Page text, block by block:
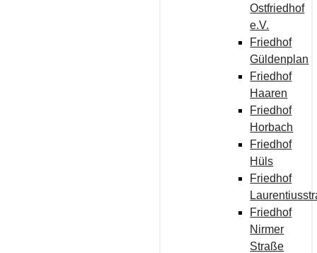
Ostfriedhof
e.V.
Friedhof
Güldenplan
Friedhof
Haaren
Friedhof
Horbach
Friedhof
Hüls
Friedhof
Friedhof
Nirmer
Straße